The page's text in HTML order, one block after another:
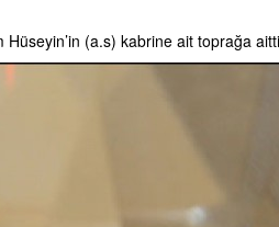
(a.s) kabrine ait toprağa